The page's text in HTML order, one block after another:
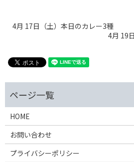
4月 17日（土）本日のカレー3種
4月 19
HOME
お問い合わせ
プライバシーポリシー